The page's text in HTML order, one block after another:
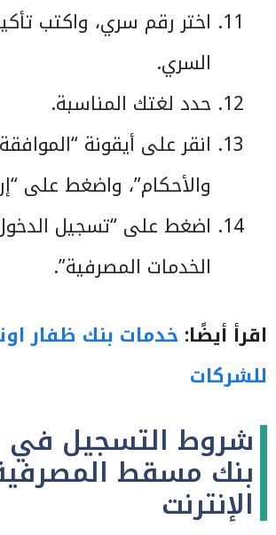
اختر رقم سري، واكتب
السري.
حدد لغتك المناسبة.
انقر على أيقونة
والأحكام”، واضغط على
اضغط على “تسجيل
الخدمات المصرفية”.
اقرأ أيضًا: خدمات بنك ظفار
للشركات
شروط التسجيل في
بنك مسقط
الإنترنت